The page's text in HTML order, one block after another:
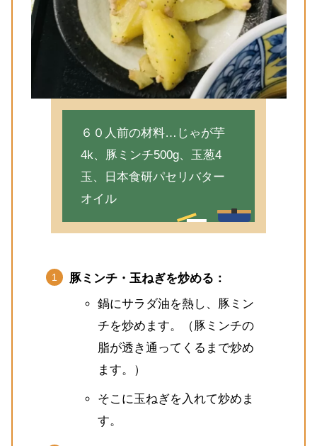
６０人前の材料…じゃが芋
4k、豚ミンチ500g、玉葱4
玉、日本食研パセリバター
オイル
豚ミンチ・玉ねぎを炒める：
鍋にサラダ油を熱し、豚ミン
チを炒めます。（豚ミンチの
脂が透き通ってくるまで炒め
ます。）
そこに玉ねぎを入れて炒めま
す。